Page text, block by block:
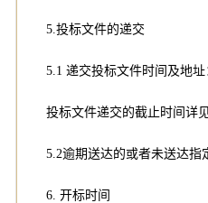
5.投标文件的递交
5.1 递交投标文件时间及地址
投标文件递交的截止时间详
5.2逾期送达的或者未送达
6. 开标时间